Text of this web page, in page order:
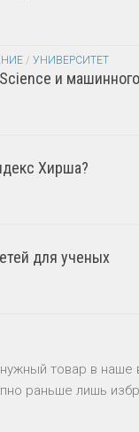
/ УНИВЕРСИТЕТ
и
Хирша?
для ученых
товар в
раньше лишь